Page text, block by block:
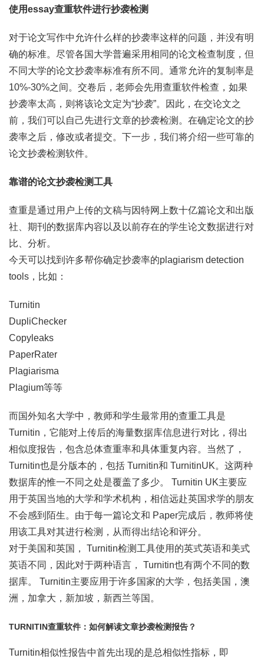
使用essay查重软件进行抄袭检测
对于论文写作中允许什么样的抄袭率这样的问题，并没有明
确的标准。尽管各国大学普遍采用相同的论文检查制度，但
不同大学的论文抄袭率标准有所不同。通常允许的复制率是
10%-30%之间。交卷后，老师会先用查重软件检查，如果
抄袭率太高，则将该论文定为“抄袭”。因此，在交论文之
前，我们可以自己先进行文章的抄袭检测。在确定论文的抄
袭率之后，修改或者提交。下一步，我们将介绍一些可靠的
论文抄袭检测软件。
靠谱的论文抄袭检测工具
查重是通过用户上传的文稿与因特网上数十亿篇论文和出版
社、期刊的数据库内容以及以前存在的学生论文数据进行对
比、分析。
今天可以找到许多帮你确定抄袭率的plagiarism detection
tools，比如：
Turnitin
DupliChecker
Copyleaks
PaperRater
Plagiarisma
Plagium等等
而国外知名大学中，教师和学生最常用的查重工具是
Turnitin，它能对上传后的海量数据库信息进行对比，得出
相似度报告，包含总体查重率和具体重复内容。当然了，
Turnitin也是分版本的，包括 Turnitin和 TurnitinUK。这两种
数据库的惟一不同之处是覆盖了多少。 Turnitin UK主要应
用于英国当地的大学和学术机构，相信远赴英国求学的朋友
不会感到陌生。由于每一篇论文和 Paper完成后，教师将使
用该工具对其进行检测，从而得出结论和评分。
对于美国和英国， Turnitin检测工具使用的英式英语和美式
英语不同，因此对于两种语言， Turnitin也有两个不同的数
据库。 Turnitin主要应用于许多国家的大学，包括美国，澳
洲，加拿大，新加坡，新西兰等国。
TURNITIN查重软件：如何解读文章抄袭检测报告？
Turnitin相似性报告中首先出现的是总相似性指标，即